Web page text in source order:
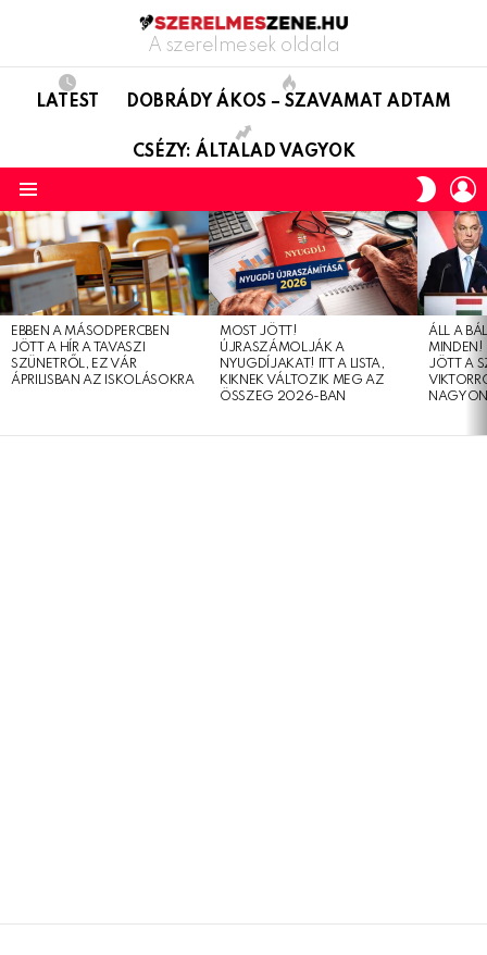
A szerelmesek oldala
LATEST DOBRÁDY ÁKOS – SZAVAMAT ADTAM
CSÉZY: ÁLTALAD VAGYOK
SKIN
LATEST
STORIES
EBBEN A MÁSODPERCBEN
JÖTT A HÍR A TAVASZI
SZÜNETRŐL, EZ VÁR
ÁPRILISBAN AZ ISKOLÁSOKRA
MOST JÖTT!
ÚJRASZÁMOLJÁK A
NYUGDÍJAKAT! ITT A LISTA,
KIKNEK VÁLTOZIK MEG AZ
ÖSSZEG 2026-BAN
ÁLL A
MINDEN!
JÖTT A